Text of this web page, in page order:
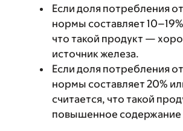
Если доля потребления
нормы составляет
что такой продукт —
источник железа.
Если доля потребления
нормы составляет 20%
считается, что такой
повышенное содержание